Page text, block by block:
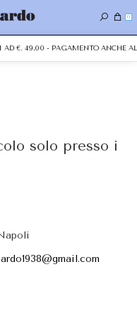
0
€. 49,00 - PAGAMENTO ANCHE
solo presso i